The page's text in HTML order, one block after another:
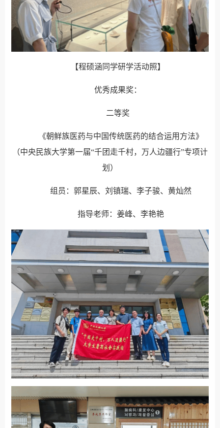
【程硕涵同学研学活动照】
优秀成果奖：
二等奖
《朝鲜族医药与中国传统医药的结合运用方法》
（中央民族大学第一届“千团走千村，万人边疆行”专项计
划）
组员：郭星辰、刘镇瑞、李子骏、黄灿然
指导老师：姜峰、李艳艳